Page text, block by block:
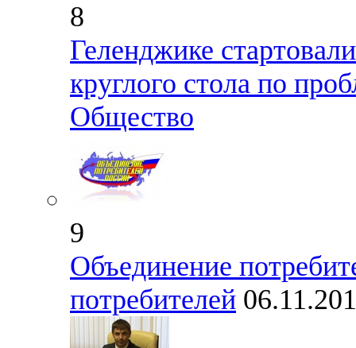
8
Геленджике
круглого стола по
Общество
9
Объединение
потребителей